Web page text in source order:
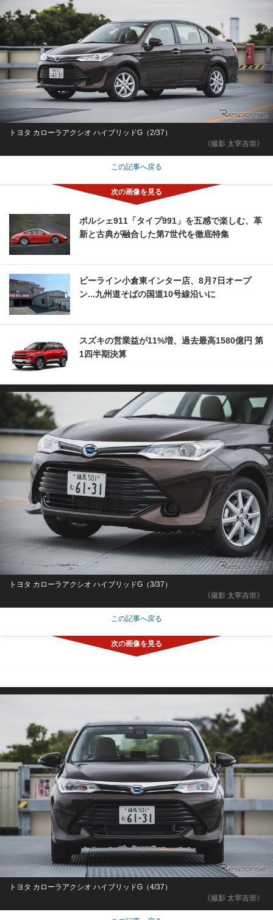
《撮影 太宰吉崇》
トヨタ カローラアクシオ ハイブリッドG（2/37）
この記事へ戻る
ポルシェ911「タイプ991」を五感で楽しむ、革
新と古典が融合した第7世代を徹底特集
ビーライン小倉東インター店、8月7日オープ
ン...九州道そばの国道10号線沿いに
スズキの営業益が11%増、過去最高1580億円 第
1四半期決算
《撮影 太宰吉崇》
トヨタ カローラアクシオ ハイブリッドG（3/37）
この記事へ戻る
《撮影 太宰吉崇》
トヨタ カローラアクシオ ハイブリッドG（4/37）